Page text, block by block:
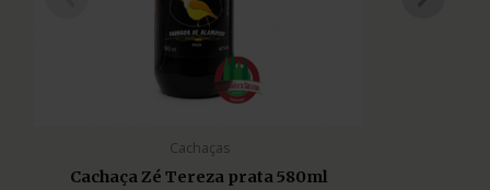
Cachaças
Cachaça Zé Tereza prata 580ml